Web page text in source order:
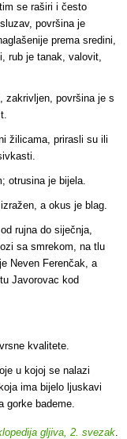
se raširi i često
površina je
prema sredini,
rub je tanak, valovit,
zakrivljen, površina je s
žilicama, prirasli su ili
otrusina je bijela.
a okus je blag.
rujna do siječnja,
sa smrekom, na tlu
Neven Ferenčak, a
Javorovac kod
kvalitete.
u kojoj se nalazi
ima bijelo ljuskavi
gorke bademe.
gljiva, 2. svezak.